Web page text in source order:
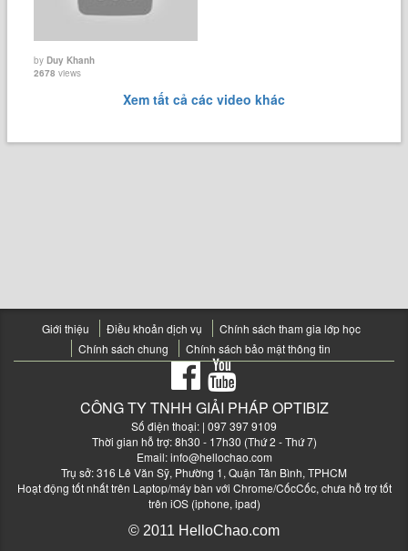
byDuy Khanh
2678 views
Xem tất cả các video khác
Giới thiệu Điều khoản dịch vụ
Chính sách tham gia lớp học
Chính sách chung
Chính sách bảo mật thông tin
CÔNG TY TNHH GIẢI PHÁP OPTIBIZ
Số điện thoại: | 097 397 9109
Thời gian hỗ trợ: 8h30 - 17h30 (Thứ 2 - Thứ 7)
Email:info@hellochao.com
Trụ sở: 316 Lê Văn Sỹ, Phường 1, Quận Tân Bình, TPHCM
Hoạt động tốt nhất trên Laptop/máy bàn với Chrome/CốcCốc, chưa hỗ trợ tốt
trên iOS (iphone, ipad)
© 2011 HelloChao.com